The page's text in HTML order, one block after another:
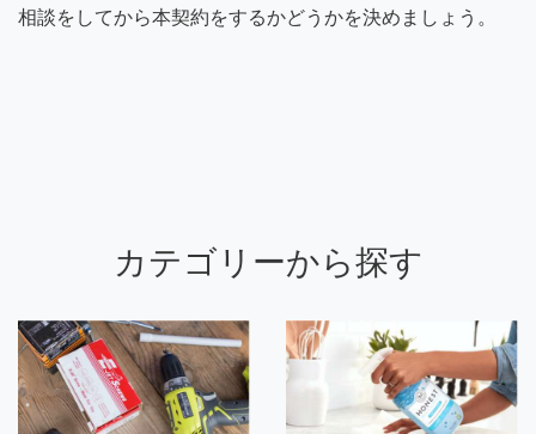
相談をしてから本契約をするかどうかを決めましょう。
カテゴリーから探す